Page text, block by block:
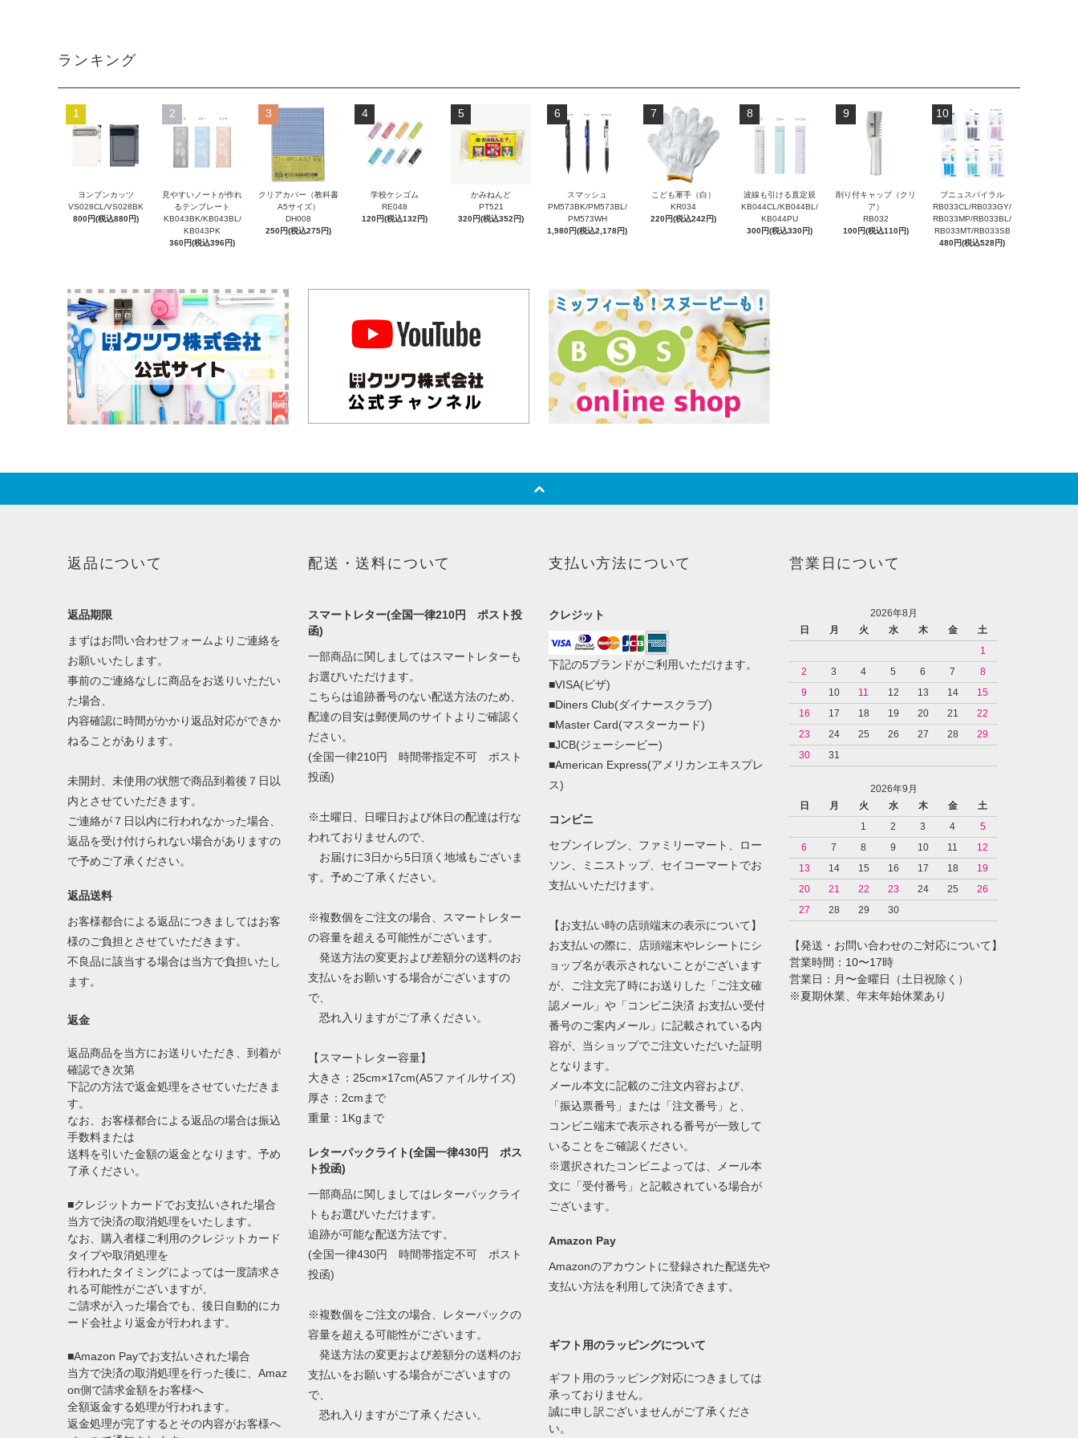
ランキング
1
ヨンブンカッツ
VS028CL/VS028BK
800円(税込880円)
2
見やすいノートが作れ
るテンプレート
KB043BK/KB043BL/
KB043PK
360円(税込396円)
3
クリアカバー（教科書
A5サイズ）
DH008
250円(税込275円)
4
学校ケシゴム
RE048
120円(税込132円)
5
かみねんど
PT521
320円(税込352円)
6
スマッシュ
PM573BK/PM573BL/
PM573WH
1,980円(税込2,178円)
7
こども軍手（白）
KR034
220円(税込242円)
8
波線も引ける直定規
KB044CL/KB044BL/
KB044PU
300円(税込330円)
9
削り付キャップ（クリ
ア）
RB032
100円(税込110円)
10
プニュスパイラル
RB033CL/RB033GY/
RB033MP/RB033BL/
RB033MT/RB033SB
480円(税込528円)
返品について
返品期限
まずはお問い合わせフォームよりご連絡を
お願いいたします。
事前のご連絡なしに商品をお送りいただい
た場合、
内容確認に時間がかかり返品対応ができか
ねることがあります。
未開封、未使用の状態で商品到着後７日以
内とさせていただきます。
ご連絡が７日以内に行われなかった場合、
返品を受け付けられない場合がありますの
で予めご了承ください。
返品送料
お客様都合による返品につきましてはお客
様のご負担とさせていただきます。
不良品に該当する場合は当方で負担いたし
ます。
返金
返品商品を当方にお送りいただき、到着が
確認でき次第
下記の方法で返金処理をさせていただきま
す。
なお、お客様都合による返品の場合は振込
手数料または
送料を引いた金額の返金となります。予め
了承ください。
■クレジットカードでお支払いされた場合
当方で決済の取消処理をいたします。
なお、購入者様ご利用のクレジットカード
タイプや取消処理を
行われたタイミングによっては一度請求さ
れる可能性がございますが、
ご請求が入った場合でも、後日自動的にカ
ード会社より返金が行われます。
■Amazon Payでお支払いされた場合
当方で決済の取消処理を行った後に、Amaz
on側で請求金額をお客様へ
全額返金する処理が行われます。
返金処理が完了するとその内容がお客様へ
配送・送料について
スマートレター(全国一律210円 ポスト投
函)
一部商品に関しましてはスマートレターも
お選びいただけます。
こちらは追跡番号のない配送方法のため、
配達の目安は郵便局のサイトよりご確認く
ださい。
(全国一律210円 時間帯指定不可 ポスト
投函)
※土曜日、日曜日および休日の配達は行な
われておりませんので、
お届けに3日から5日頂く地域もございま
す。予めご了承ください。
※複数個をご注文の場合、スマートレター
の容量を超える可能性がございます。
発送方法の変更および差額分の送料のお
支払いをお願いする場合がございますの
で、
恐れ入りますがご了承ください。
【スマートレター容量】
大きさ：25cm×17cm(A5ファイルサイズ)
厚さ：2cmまで
重量：1Kgまで
レターパックライト(全国一律430円 ポス
ト投函)
一部商品に関しましてはレターパックライ
トもお選びいただけます。
追跡が可能な配送方法です。
(全国一律430円 時間帯指定不可 ポスト
投函)
※複数個をご注文の場合、レターパックの
容量を超える可能性がございます。
発送方法の変更および差額分の送料のお
支払いをお願いする場合がございますの
で、
恐れ入りますがご了承ください。
支払い方法について
クレジット
下記の5ブランドがご利用いただけます。
■VISA(ビザ)
■Diners Club(ダイナースクラブ)
■Master Card(マスターカード)
■JCB(ジェーシービー)
■American Express(アメリカンエキスプレ
ス)
コンビニ
セブンイレブン、ファミリーマート、ロー
ソン、ミニストップ、セイコーマートでお
支払いいただけます。
【お支払い時の店頭端末の表示について】
お支払いの際に、店頭端末やレシートにシ
ョップ名が表示されないことがございます
が、ご注文完了時にお送りした「ご注文確
認メール」や「コンビニ決済 お支払い受付
番号のご案内メール」に記載されている内
容が、当ショップでご注文いただいた証明
となります。
メール本文に記載のご注文内容および、
「振込票番号」または「注文番号」と、
コンビニ端末で表示される番号が一致して
いることをご確認ください。
※選択されたコンビニよっては、メール本
文に「受付番号」と記載されている場合が
ございます。
Amazon Pay
Amazonのアカウントに登録された配送先や
支払い方法を利用して決済できます。
ギフト用のラッピングについて
ギフト用のラッピング対応につきましては
承っておりません。
誠に申し訳ございませんがご了承くださ
い。
営業日について
2026年8月
日
月 火 水 木 金
土
1
2
3 4 5 6 7
8
9
10 11 12 13 14
15
16
17 18 19 20 21
22
23
24 25 26 27 28
29
30
31
2026年9月
日
月 火 水 木 金
土
1
2 3 4
5
6
7 8 9 10 11
12
13
14 15 16 17 18
19
20
21 22 23 24 25
26
27
28 29 30
【発送・お問い合わせのご対応について】
営業時間：10〜17時
営業日：月〜金曜日（土日祝除く）
※夏期休業、年末年始休業あり